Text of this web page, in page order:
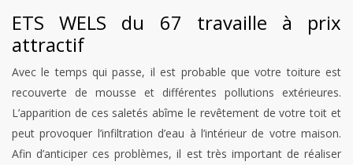
ETS WELS du 67 travaille à prix
attractif
Avec le temps qui passe, il est probable que votre toiture est
recouverte de mousse et différentes pollutions extérieures.
L’apparition de ces saletés abîme le revêtement de votre toit et
peut provoquer l’infiltration d’eau à l’intérieur de votre maison.
Afin d’anticiper ces problèmes, il est très important de réaliser